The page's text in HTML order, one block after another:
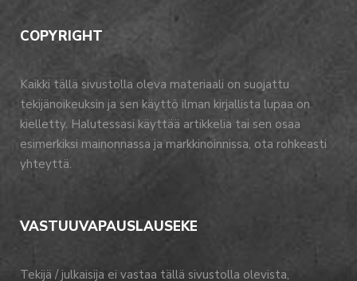
COPYRIGHT
Kaikki tällä sivustolla oleva materiaali on suojattu
tekijänoikeuksin ja sen käyttö ilman kirjallista lupaa on
kielletty. Halutessasi käyttää artikkelia tai sen osaa
esimerkiksi mainonnassa ja markkinoinnissa, ota rohkeasti
yhteyttä.
VASTUUVAPAUSLAUSEKE
Tekijä / julkaisija ei vastaa tällä sivustolla olevista,